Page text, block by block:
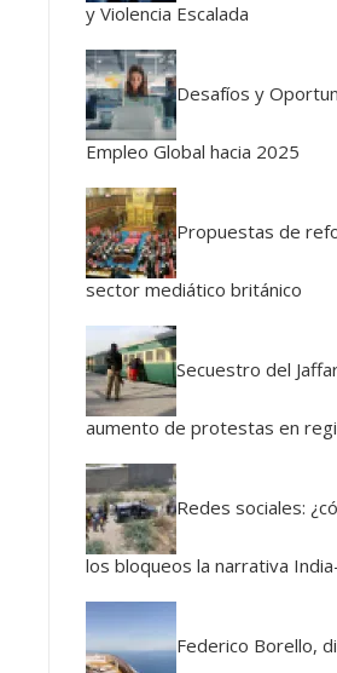
y Violencia Escalada
Desafíos y
Empleo Global hacia 2025
Propuestas de
sector mediático británico
Secuestro del
aumento de protestas en
Redes sociales:
los bloqueos la narrativa
Federico Borello,